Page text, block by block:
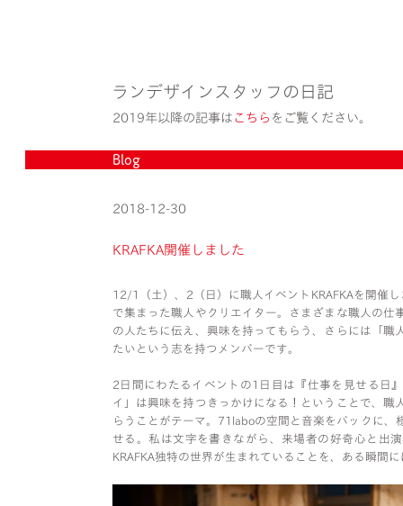
ランデザインスタッフの日記
2019年以降の記事は こちら をご覧ください。
Blog
2018-12-30
KRAFKA開催しました
12/1（土）、2（日）に職人イベントKRAFKAを開催
で集まった職人やクリエイター。さまざまな職人の仕
の人たちに伝え、興味を持ってもらう、さらには「職
たいという志を持つメンバーです。
2日間にわたるイベントの1日目は『仕事を見せる日
イ」は興味を持つきっかけになる！ということで、職
らうことがテーマ。71laboの空間と音楽をバックに、
せる。私は文字を書きながら、来場者の好奇心と出
KRAFKA独特の世界が生まれていることを、ある瞬間